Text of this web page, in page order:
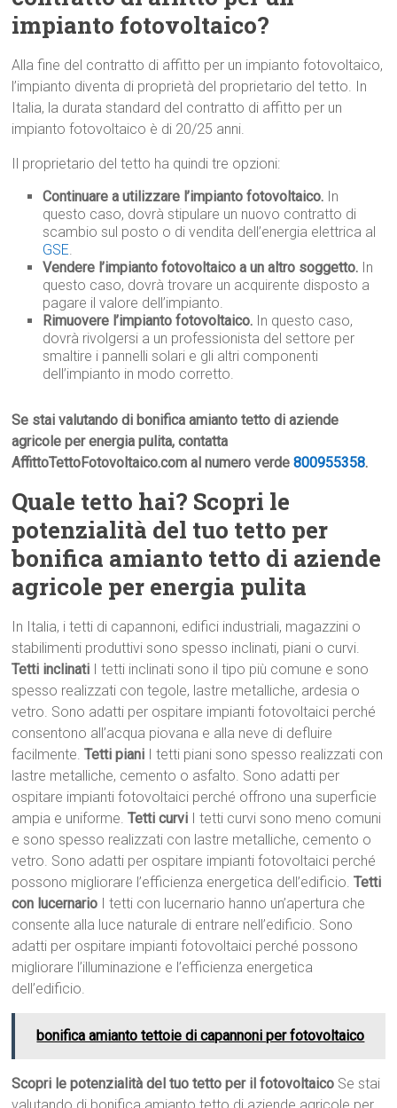
impianto fotovoltaico?
Alla fine del contratto di affitto per un impianto fotovoltaico,
l’impianto diventa di proprietà del proprietario del tetto. In
Italia, la durata standard del contratto di affitto per un
impianto fotovoltaico è di 20/25 anni.
Il proprietario del tetto ha quindi tre opzioni:
Continuare a utilizzare l’impianto fotovoltaico. In
questo caso, dovrà stipulare un nuovo contratto di
scambio sul posto o di vendita dell’energia elettrica al
GSE.
Vendere l’impianto fotovoltaico a un altro soggetto. In
questo caso, dovrà trovare un acquirente disposto a
pagare il valore dell’impianto.
Rimuovere l’impianto fotovoltaico. In questo caso,
dovrà rivolgersi a un professionista del settore per
smaltire i pannelli solari e gli altri componenti
dell’impianto in modo corretto.
Se stai valutando di bonifica amianto tetto di aziende
agricole per energia pulita, contatta
AffittoTettoFotovoltaico.com al numero verde800955358.
Quale tetto hai? Scopri le
potenzialità del tuo tetto per
bonifica amianto tetto di aziende
agricole per energia pulita
In Italia, i tetti di capannoni, edifici industriali, magazzini o
stabilimenti produttivi sono spesso inclinati, piani o curvi.
Tetti inclinati I tetti inclinati sono il tipo più comune e sono
spesso realizzati con tegole, lastre metalliche, ardesia o
vetro. Sono adatti per ospitare impianti fotovoltaici perché
consentono all’acqua piovana e alla neve di defluire
facilmente.Tetti piani I tetti piani sono spesso realizzati con
lastre metalliche, cemento o asfalto. Sono adatti per
ospitare impianti fotovoltaici perché offrono una superficie
ampia e uniforme.Tetti curvi I tetti curvi sono meno comuni
e sono spesso realizzati con lastre metalliche, cemento o
vetro. Sono adatti per ospitare impianti fotovoltaici perché
possono migliorare l’efficienza energetica dell’edificio.Tetti
con lucernario I tetti con lucernario hanno un’apertura che
consente alla luce naturale di entrare nell’edificio. Sono
adatti per ospitare impianti fotovoltaici perché possono
migliorare l’illuminazione e l’efficienza energetica
dell’edificio.
bonifica amianto tettoie di capannoni per fotovoltaico
Scopri le potenzialità del tuo tetto per il fotovoltaico Se stai